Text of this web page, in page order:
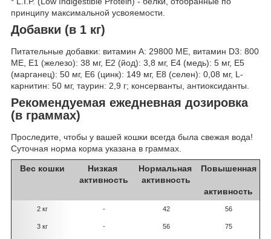
принципу максимальной усвояемости.
Добавки (в 1 кг)
Питательные добавки: витамин A: 29800 МЕ, витамин D3: 800
МЕ, E1 (железо): 38 мг, E2 (йод): 3,8 мг, E4 (медь): 5 мг, E5
(марганец): 50 мг, E6 (цинк): 149 мг, E8 (селен): 0,08 мг, L-
карнитин: 50 мг, таурин: 2,9 г; консерванты, антиоксиданты.
Рекомендуемая ежедневная дозировка
(в граммах)
Проследите, чтобы у вашей кошки всегда была свежая вода!
Суточная норма корма указана в граммах.
Вес кошки
Низкая
активность
Нормальная
активность
Повышенная
активность
2 кг - 42 56
3 кг - 56 75